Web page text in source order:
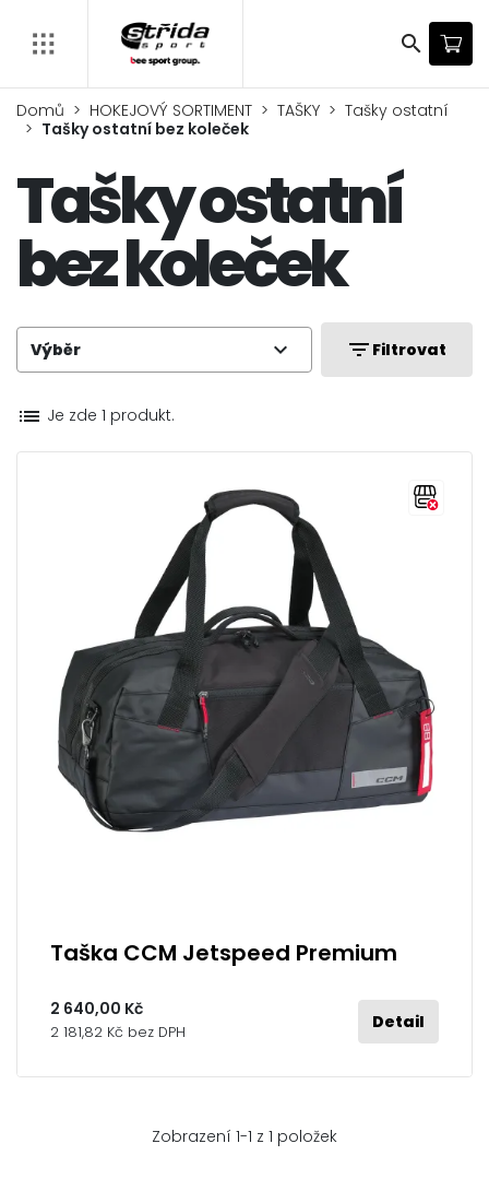
search
Domů HOKEJOVÝ SORTIMENT TAŠKY
Tašky ostatní
Tašky ostatní bez koleček
Tašky ostatní
bez koleček
Výběr expand_more filter_list Filtrovat
list Je zde 1 produkt.
Taška CCM Jetspeed Premium
2 640,00 Kč
2 181,82 Kč bez DPH Detail
Zobrazení 1-1 z 1 položek